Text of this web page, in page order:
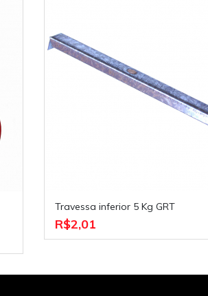
Travessa inferior 5 Kg GRT
R$2,01